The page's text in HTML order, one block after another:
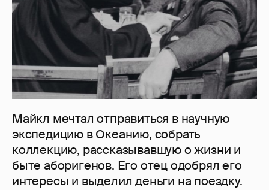
Майкл мечтал отправиться в научную
экспедицию в Океанию, собрать
коллекцию, рассказывавшую о жизни и
быте аборигенов. Его отец одобрял его
интересы и выделил деньги на поездку.